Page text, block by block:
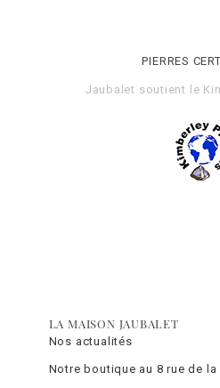
PIERRES
Jaubalet soutient le
LA MAISON JAUBALET
Nos actualités
Notre boutique au 8 rue de la